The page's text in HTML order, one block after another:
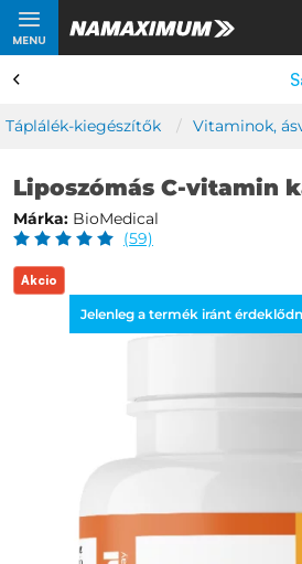
MENU
Saját
Táplálék-kiegészítők Vitaminok,
Liposzómás C-vitamin
Márka: BioMedical
(59)
Akcio
Jelenleg a termék iránt